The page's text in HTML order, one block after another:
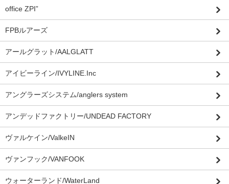
office ZPI”
FPBルアーズ
アールグラット/AALGLATT
アイビーライン/IVYLINE.Inc
アングラーズシステム/anglers system
アンデッドファクトリー/UNDEAD FACTORY
ヴァルケイン/ValkeIN
ヴァンフック/VANFOOK
ウォーターランド/WaterLand